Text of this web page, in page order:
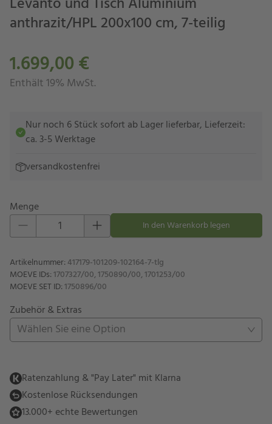
anthrazit/HPL 200x100 cm, 7-teilig
1.699,00 €
Enthält 19% MwSt.
Nur noch 6 Stück sofort ab Lager lieferbar, Lieferzeit:
ca. 3-5 Werktage
versandkostenfrei
Menge
Eins hinzufügen Eins entfernenIn den Warenkorb legen
Artikelnummer: 417179-101209-102164-7-tlg
MOEVE IDs:1707327/00, 1750890/00, 1701253/00
MOEVE SET ID:1750896/00
Zubehör & Extras
Wählen Sie eine Option
Ratenzahlung & "Pay Later" mit Klarna
Kostenlose Rücksendungen
13.000+ echte Bewertungen